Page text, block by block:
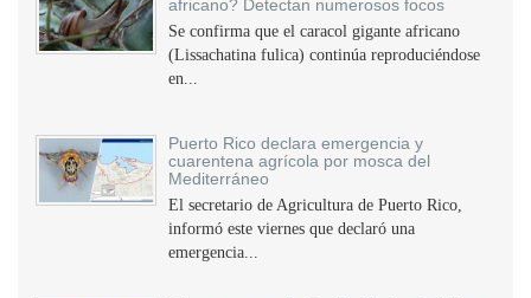
africano? Detectan numerosos focos
Se confirma que el caracol gigante africano
(Lissachatina fulica) continúa reproduciéndose
en...
Puerto Rico declara emergencia y
cuarentena agrícola por mosca del
Mediterráneo
El secretario de Agricultura de Puerto Rico,
informó este viernes que declaró una
emergencia...